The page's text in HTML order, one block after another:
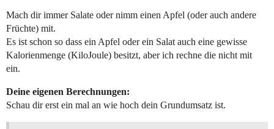
Mach dir immer Salate oder nimm einen Apfel (oder auch andere
Früchte) mit.
Es ist schon so dass ein Apfel oder ein Salat auch eine gewisse
Kalorienmenge (KiloJoule) besitzt, aber ich rechne die nicht mit
ein.
Deine eigenen Berechnungen:
Schau dir erst ein mal an wie hoch dein Grundumsatz ist.